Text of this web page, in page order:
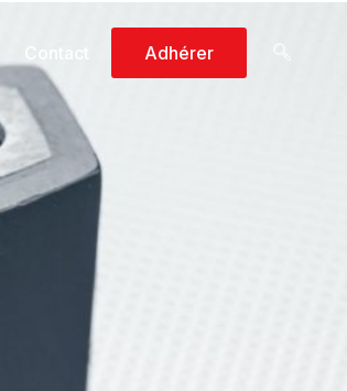
Adhérer